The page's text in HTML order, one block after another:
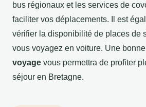
bus régionaux et les services de
faciliter vos déplacements. Il est
vérifier la disponibilité de places de
vous voyagez en voiture. Une bonne
voyage vous permettra de profiter
séjour en Bretagne.